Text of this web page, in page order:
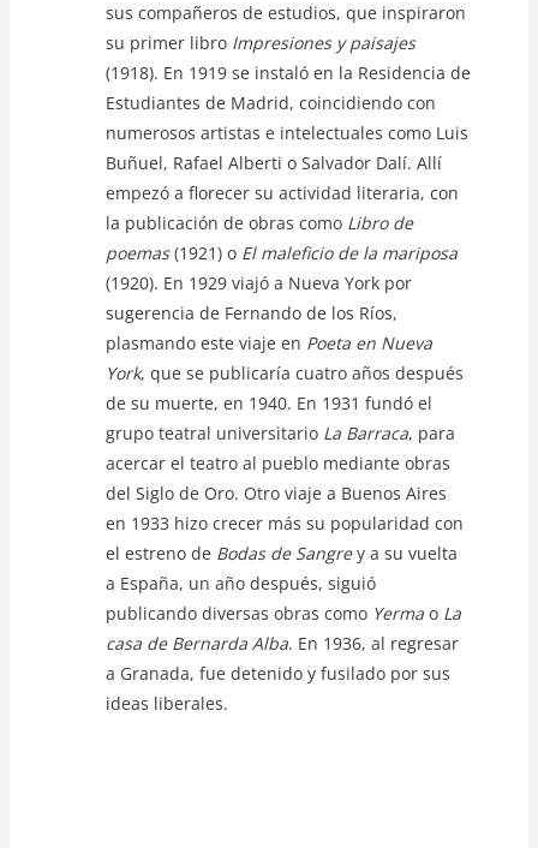
sus compañeros de estudios, que inspiraron
su primer libro Impresiones y paisajes
(1918). En 1919 se instaló en la Residencia de
Estudiantes de Madrid, coincidiendo con
numerosos artistas e intelectuales como Luis
Buñuel, Rafael Alberti o Salvador Dalí. Allí
empezó a florecer su actividad literaria, con
la publicación de obras como Libro de
poemas(1921) o El maleficio de la mariposa
(1920). En 1929 viajó a Nueva York por
sugerencia de Fernando de los Ríos,
plasmando este viaje en Poeta en Nueva
York, que se publicaría cuatro años después
de su muerte, en 1940. En 1931 fundó el
grupo teatral universitario La Barraca, para
acercar el teatro al pueblo mediante obras
del Siglo de Oro. Otro viaje a Buenos Aires
en 1933 hizo crecer más su popularidad con
el estreno de Bodas de Sangrey a su vuelta
a España, un año después, siguió
publicando diversas obras como Yerma o La
casa de Bernarda Alba. En 1936, al regresar
a Granada, fue detenido y fusilado por sus
ideas liberales.